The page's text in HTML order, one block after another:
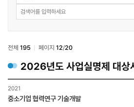
>
대상사업
및
검색
전체 195 페이지 12/20
2026년도 사업실명제 대상
>
사업실명제
2021
중소기업 협력연구 기술개발